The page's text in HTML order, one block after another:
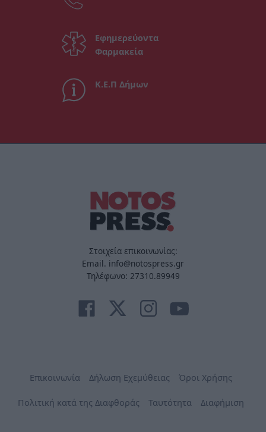
Εφημερεύοντα
Φαρμακεία
Κ.Ε.Π Δήμων
Στοιχεία επικοινωνίας:
Email. info@notospress.gr
Τηλέφωνο: 27310.89949
Επικοινωνία Δήλωση Εχεμύθειας Όροι Χρήσης
Πολιτική κατά της Διαφθοράς Ταυτότητα Διαφήμιση